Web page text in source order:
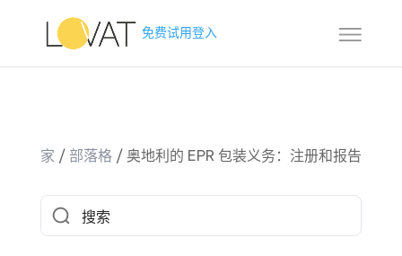
免费试用登入
家 / 部落格/ 奥地利的 EPR 包装义务：注册和报告